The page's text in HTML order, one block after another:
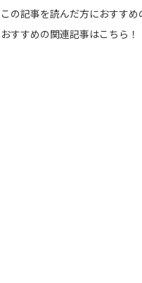
この記事を読んだ方におすすめ
おすすめの関連記事はこちら！